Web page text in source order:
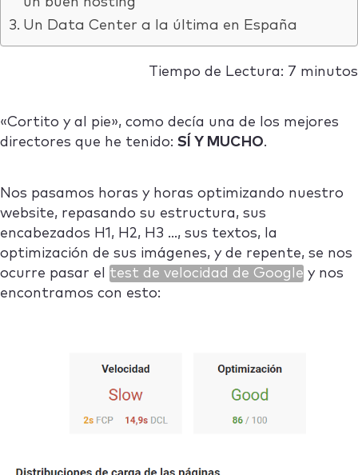
Un Data Center a la última en España
Tiempo de Lectura: 7 minutos
«Cortito y al pie», como decía una de los mejores
directores que he tenido: SÍ Y MUCHO.
Nos pasamos horas y horas optimizando nuestro
website, repasando su estructura, sus
encabezados H1, H2, H3 …, sus textos, la
optimización de sus imágenes, y de repente, se nos
ocurre pasar el test de velocidad de Google y nos
encontramos con esto: